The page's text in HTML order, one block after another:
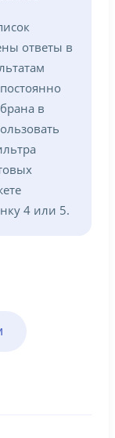
ответы в
в
4 или 5.